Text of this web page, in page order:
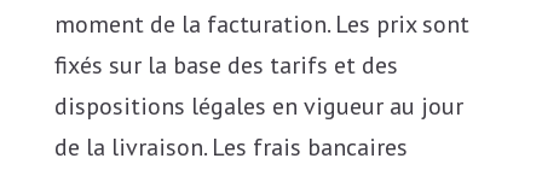
moment de la facturation. Les prix sont
fixés sur la base des tarifs et des
dispositions légales en vigueur au jour
de la livraison. Les frais bancaires